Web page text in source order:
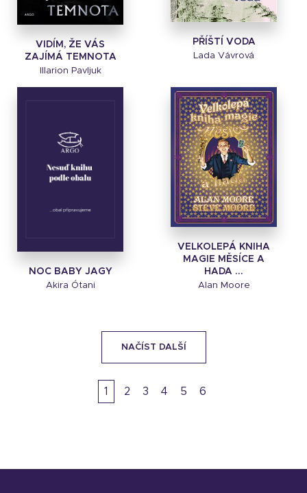
VIDÍM, ŽE VÁS
ZAJÍMÁ TEMNOTA
Illarion Pavljuk
PŘÍŠTÍ VODA
Lada Vávrová
NOC BABY JAGY
Akira Ótani
VELKOLEPÁ KNIHA
MAGIE MĚSÍCE A
HADA ...
Alan Moore
NAČÍST DALŠÍ
1 2 3 4 5 6